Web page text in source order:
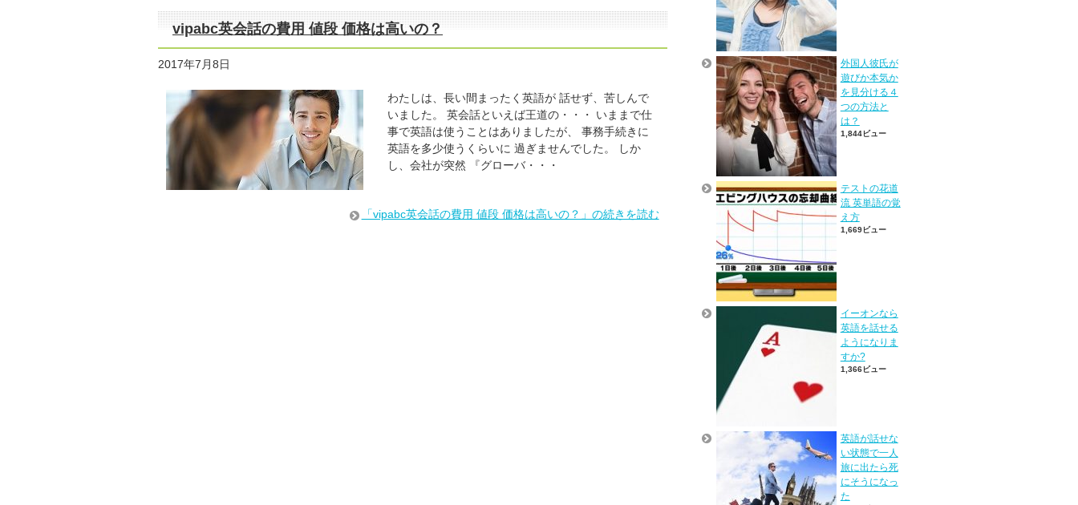
vipabc英会話の費用 値段 価格は高いの？
2017年7月8日
わたしは、長い間まったく英語が 話せず、苦しんで
いました。 英会話といえば王道の・・・ いままで仕
事で英語は使うことはありましたが、 事務手続きに
英語を多少使うくらいに 過ぎませんでした。 しか
し、会社が突然 『グローバ・・・
「vipabc英会話の費用 値段 価格は高いの？」の続きを読む
外国人彼氏が
遊びか本気か
を見分ける４
つの方法と
は？
1,844ビュー
テストの花道
流 英単語の覚
え方
1,669ビュー
イーオンなら
英語を話せる
ようになりま
すか?
1,366ビュー
英語が話せな
い状態で一人
旅に出たら死
にそうになっ
た